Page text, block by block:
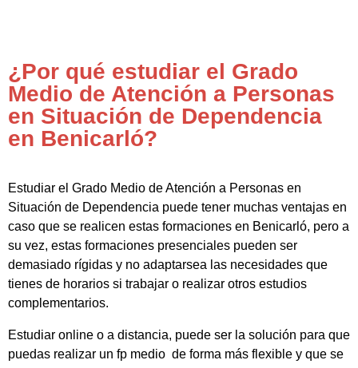
¿Por qué estudiar el Grado
Medio de Atención a Personas
en Situación de Dependencia
en Benicarló?
Estudiar el Grado Medio de Atención a Personas en
Situación de Dependencia puede tener muchas ventajas en
caso que se realicen estas formaciones en Benicarló, pero a
su vez, estas formaciones presenciales pueden ser
demasiado rígidas y no adaptarsea las necesidades que
tienes de horarios si trabajar o realizar otros estudios
complementarios.
Estudiar online o a distancia, puede ser la solución para que
puedas realizar un fp medio de forma más flexible y que se